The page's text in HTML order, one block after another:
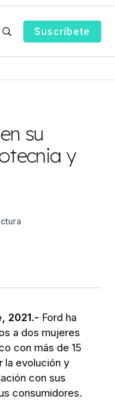
Suscríbete
su
y
2021.- Ford ha
a dos mujeres
con más de 15
la evolución y
con sus
consumidores.